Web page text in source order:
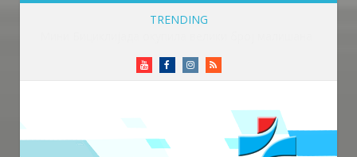
TRENDING
YoutubeFacebookInstagram
RSS